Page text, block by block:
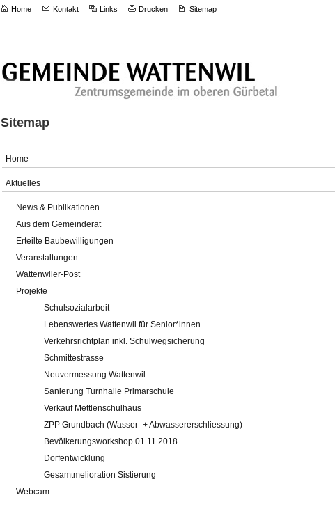
Home Kontakt Links Drucken Sitemap
Sitemap
Home
Aktuelles
News & Publikationen
Aus dem Gemeinderat
Erteilte Baubewilligungen
Veranstaltungen
Wattenwiler-Post
Projekte
Schulsozialarbeit
Lebenswertes Wattenwil für Senior*innen
Verkehrsrichtplan inkl. Schulwegsicherung
Schmittestrasse
Neuvermessung Wattenwil
Sanierung Turnhalle Primarschule
Verkauf Mettlenschulhaus
ZPP Grundbach (Wasser- + Abwassererschliessung)
Bevölkerungsworkshop 01.11.2018
Dorfentwicklung
Gesamtmelioration Sistierung
Webcam